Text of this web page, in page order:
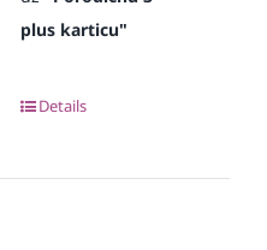
plus karticu"
Details